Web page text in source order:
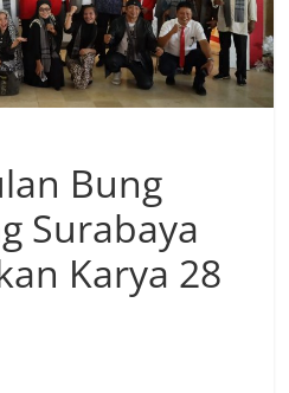
Bung
Surabaya
Karya 28